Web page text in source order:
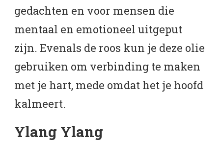
gedachten en voor mensen die
mentaal en emotioneel uitgeput
zijn. Evenals de roos kun je deze olie
gebruiken om verbinding te maken
met je hart, mede omdat het je hoofd
kalmeert.
Ylang Ylang